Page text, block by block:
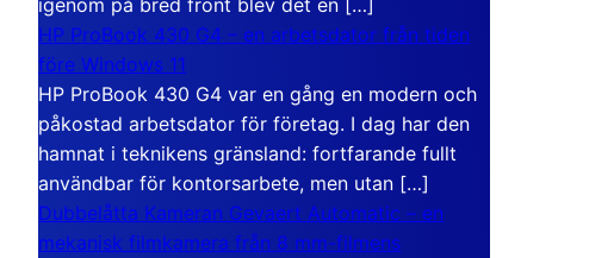
HP ProBook 430 G4 – en arbetsdator från tiden
före Windows 11
HP ProBook 430 G4 var en gång en modern och
påkostad arbetsdator för företag. I dag har den
hamnat i teknikens gränsland: fortfarande fullt
användbar för kontorsarbete, men utan […]
Dubbelåtta Kameran Gevaert Automatic – en
mekanisk filmkamera från 8 mm-filmens